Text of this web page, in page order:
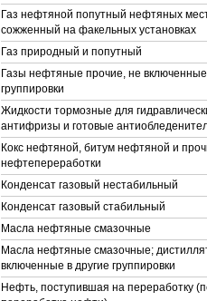
Газ нефтяной попутный нефтяных
сожженный на факельных установках
Газ природный и попутный
Газы нефтяные прочие, не включенные
группировки
Жидкости тормозные для
антифризы и готовые
Кокс нефтяной, битум нефтяной и
нефтепереработки
Конденсат газовый нестабильный
Конденсат газовый стабильный
Масла нефтяные смазочные
Масла нефтяные смазочные;
включенные в другие группировки
Нефть, поступившая на переработку